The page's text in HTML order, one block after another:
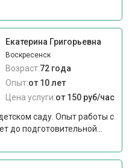
Екатерина Григорьевна
Воскресенск
Возраст:72 года
Опыт:от 10 лет
Цена услуги:от 150 руб/час
саду. Опыт работы с
до подготовительной...